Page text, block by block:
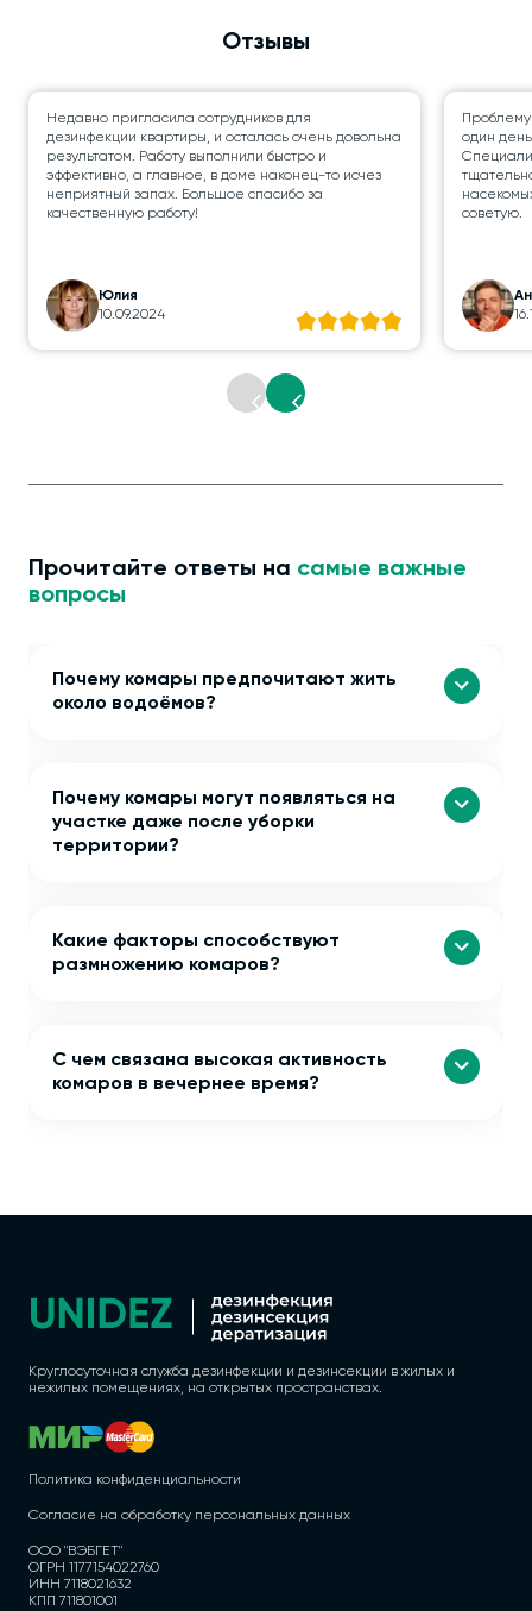
Отзывы
Недавно пригласила сотрудников для
дезинфекции квартиры, и осталась очень довольна
результатом. Работу выполнили быстро и
эффективно, а главное, в доме наконец-то исчез
неприятный запах. Большое спасибо за
качественную работу!
Юлия
10.09.2024
один
советую.
Прочитайте ответы на самые важные
вопросы
Почему комары предпочитают жить
около водоёмов?
Почему комары могут появляться на
участке даже после уборки
территории?
Какие факторы способствуют
размножению комаров?
С чем связана высокая активность
комаров в вечернее время?
Круглосуточная служба дезинфекции и дезинсекции в жилых и
нежилых помещениях, на открытых пространствах.
Политика конфиденциальности
Согласие на обработку персональных данных
ООО "ВЭБГЕТ"
ОГРН 1177154022760
ИНН 7118021632
КПП 711801001